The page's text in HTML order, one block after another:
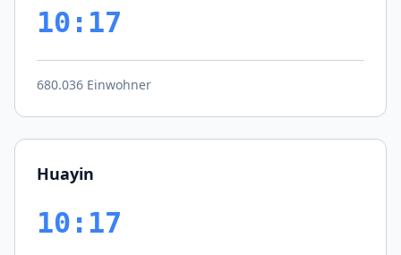
10:17
680.036 Einwohner
Huayin
10:17